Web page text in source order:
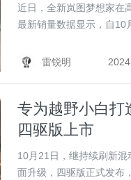
近日，全新岚图梦想家在
最新销量数据显示，自10
雷锐明
专为越野小白打
四驱版上市
10月21日，继持续刷新
面升级，四驱版正式发布